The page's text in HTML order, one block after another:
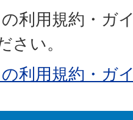
利用規約・ガ
さい。
利用規約・ガ